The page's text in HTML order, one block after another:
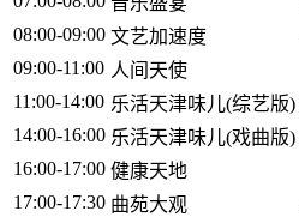
08:00-09:00 文艺加速度
09:00-11:00 人间天使
11:00-14:00 乐活天津味儿(综艺版)
14:00-16:00 乐活天津味儿(戏曲版)
16:00-17:00 健康天地
17:00-17:30 曲苑大观